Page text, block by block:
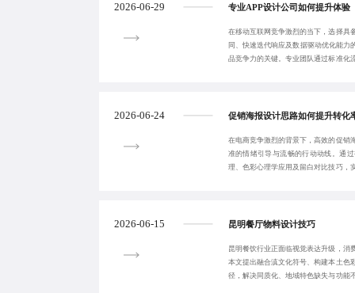
2026-06-29 专业APP设计公司如何提升体验
在移动互联网竞争激烈的当下，选择具
同、快速迭代响应及数据驱动优化能力
品竞争力的关键。专业团队通过标准化
2026-06-24 促销海报设计思路如何提升转化
在电商竞争激烈的背景下，高效的促销
准的情绪引导与流畅的行动动线。通
理、色彩心理学应用及留白对比技巧，
2026-06-15 昆明餐厅物料设计技巧
昆明餐饮行业正面临视觉表达升级，消
本文提出融合滇文化符号、构建本土色
径，解决同质化、地域特色缺失与功能